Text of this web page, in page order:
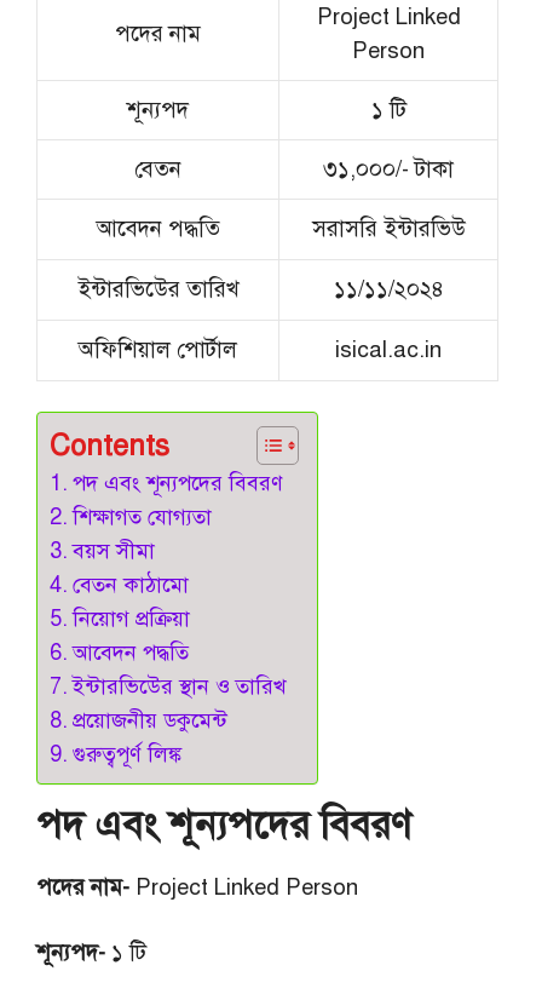
পদের নাম
Project Linked
Person
শূন্যপদ ১ টি
বেতন ৩১,০০০/- টাকা
আবেদন পদ্ধতি সরাসরি ইন্টারভিউ
ইন্টারভিউের তারিখ ১১/১১/২০২৪
অফিশিয়াল পোর্টাল isical.ac.in
Contents
পদ এবং শূন্যপদের বিবরণ
শিক্ষাগত যোগ্যতা
বয়স সীমা
বেতন কাঠামো
নিয়োগ প্রক্রিয়া
আবেদন পদ্ধতি
ইন্টারভিউের স্থান ও তারিখ
প্রয়োজনীয় ডকুমেন্ট
গুরুত্বপূর্ণ লিঙ্ক
পদ এবং শূন্যপদের বিবরণ
পদের নাম- Project Linked Person
শূন্যপদ- ১ টি